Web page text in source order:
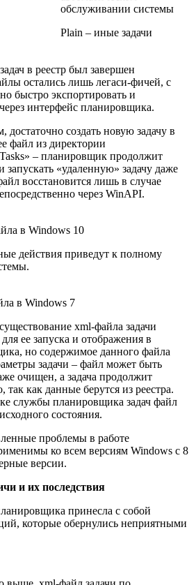
обслуживании системы
Plain – иные задачи
в реестр был завершен
остались лишь легаси-фичей, с
быстро экспортировать и
интерфейс планировщика.
достаточно создать новую задачу в
файл из директории
– планировщик продолжит
запускать «удаленную» задачу даже
восстановится лишь в случае
через WinAPI.
в Windows 10
действия приведут к полному
в Windows 7
xml-файла задачи
ее запуска и отображения в
но содержимое данного файла
задачи – файл может быть
очищен, а задача продолжит
так как данные берутся из реестра.
службы планировщика задач файл
состояния.
проблемы в работе
ко всем версиям Windows с 8
версии.
и их последствия
принесла с собой
которые обернулись неприятными